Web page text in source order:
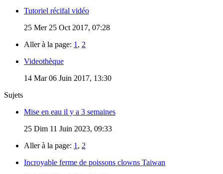
Tutoriel récifal vidéo
25 Mer 25 Oct 2017, 07:28
Aller à la page: 1 , 2
Videothèque
14 Mar 06 Juin 2017, 13:30
Sujets
Mise en eau il y a 3 semaines
25 Dim 11 Juin 2023, 09:33
Aller à la page: 1 , 2
Incroyable ferme de poissons clowns Taiwan